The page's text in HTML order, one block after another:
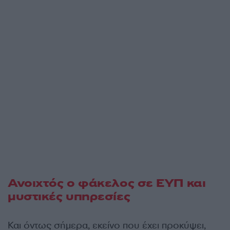
Ανοιχτός ο φάκελος σε ΕΥΠ και
μυστικές υπηρεσίες
Και όντως σήμερα, εκείνο που έχει προκύψει,